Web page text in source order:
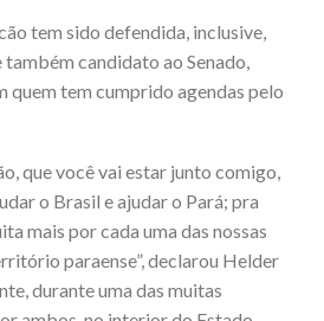
tem sido defendida, inclusive,
candidato ao Senado,
quem tem cumprido agendas pelo
que você vai estar junto comigo,
o Brasil e ajudar o Pará; pra
mais por cada uma das nossas
paraense”, declarou Helder
durante uma das muitas